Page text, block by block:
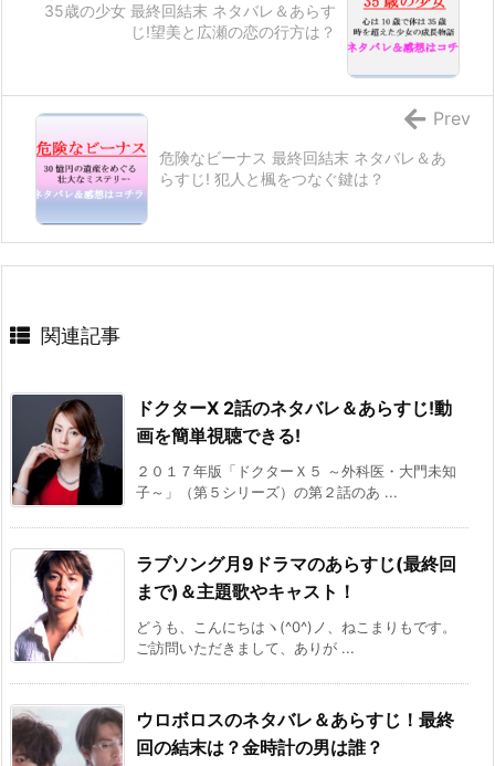
35歳の少女 最終回結末 ネタバレ＆あらす
じ!望美と広瀬の恋の行方は？
危険なビーナス 最終回結末 ネタバレ＆あ
らすじ! 犯人と楓をつなぐ鍵は？
Prev
関連記事
ドクターX 2話のネタバレ＆あらすじ!動
画を簡単視聴できる!
２０１７年版「ドクターＸ５ ～外科医・大門未知
子～」（第５シリーズ）の第２話のあ ...
ラブソング月9ドラマのあらすじ(最終回
まで)＆主題歌やキャスト！
どうも、こんにちはヽ(^0^)ノ、ねこまりもです。
ご訪問いただきまして、ありが ...
ウロボロスのネタバレ＆あらすじ！最終
回の結末は？金時計の男は誰？